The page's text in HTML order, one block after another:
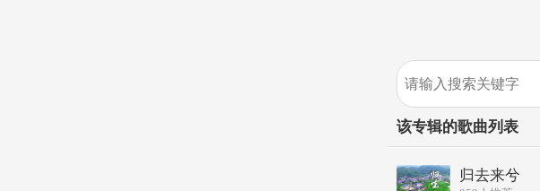
该专辑的歌曲列表
归去来兮